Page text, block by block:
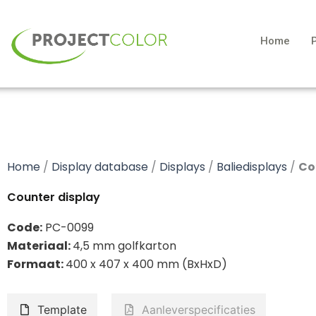
de
inhoud
Home
Home / Display database / Displays / Baliedisplays /
Counter display
Code: PC-0099
Materiaal:4,5 mm golfkarton
Formaat:400 x 407 x 400 mm (BxHxD)
Template Aanleverspecificaties